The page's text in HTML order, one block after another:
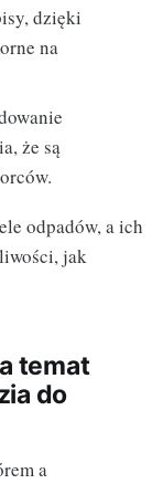
dzięki
na
że są
odpadów, a ich
jak
temat
do
a